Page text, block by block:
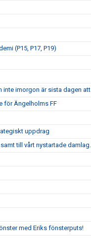
(P15, P17, P19)
imorgon är sista dagen att
för Ängelholms FF
uppdrag
till vårt nystartade damlag.
med Eriks fönsterputs!